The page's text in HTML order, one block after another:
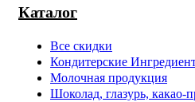
Каталог
Все скидки
Кондитерские
Молочная продукция
Шоколад, глазурь, какао-